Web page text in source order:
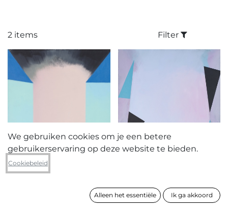
2 items Filter
Véronique
Alberghs
We gebruiken cookies om je een betere
gebruikerservaring op deze website te bieden.
Cookiebeleid
Alleen het essentiële Ik ga akkoord